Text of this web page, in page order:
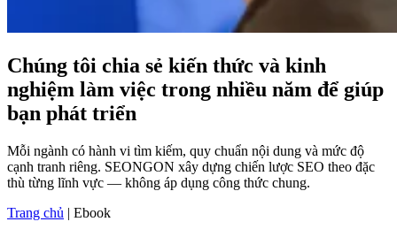
Chúng tôi chia sẻ kiến thức và kinh
nghiệm làm việc trong nhiều năm để giúp
bạn phát triển
Mỗi ngành có hành vi tìm kiếm, quy chuẩn nội dung và mức độ
cạnh tranh riêng. SEONGON xây dựng chiến lược SEO theo đặc
thù từng lĩnh vực — không áp dụng công thức chung.
Trang chủ | Ebook